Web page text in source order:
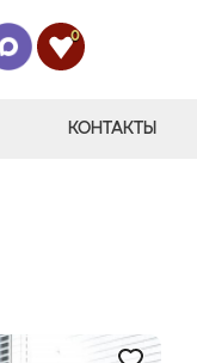
0
КОНТАКТЫ